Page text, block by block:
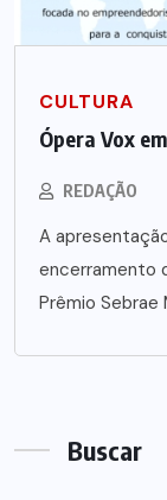
CULTURA
Ópera Vox
REDAÇÃO
A
encerramento
Prêmio Sebrae
Buscar